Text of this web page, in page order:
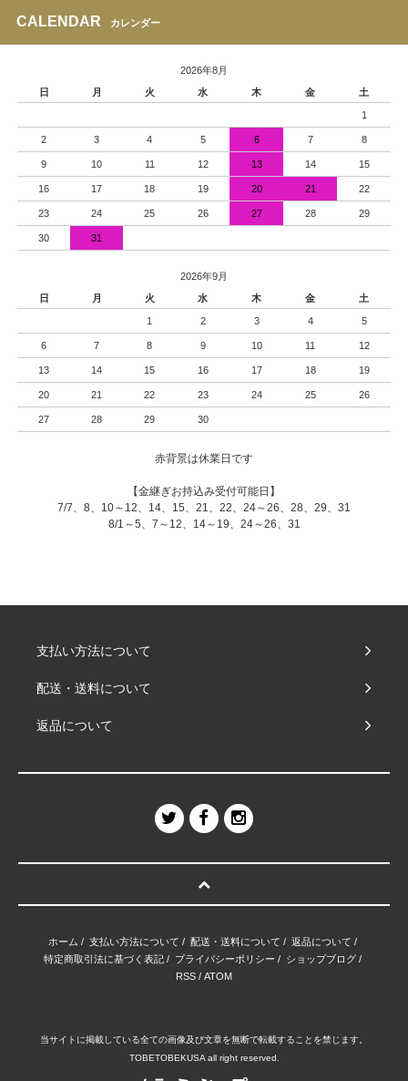
CALENDAR カレンダー
2026年8月
日
月 火 水 木 金 土
1
2 3 4 5 6 7 8
9 10 11 12 13 14 15
16 17 18 19 20 21 22
23 24 25 26 27 28 29
30 31
2026年9月
日
月 火 水 木 金 土
1 2 3 4 5
6 7 8 9 10 11 12
13 14 15 16 17 18 19
20 21 22 23 24 25 26
27 28 29 30
赤背景は休業日です
【金継ぎお持込み受付可能日】
7/7、8、10～12、14、15、21、22、24～26、28、29、31
8/1～5、7～12、14～19、24～26、31
支払い方法について
配送・送料について
返品について
ホーム / 支払い方法について / 配送・送料について / 返品について /
特定商取引法に基づく表記 / プライバシーポリシー / ショップブログ /
RSS / ATOM
当サイトに掲載している全ての画像及び文章を無断で転載することを禁じます。
TOBETOBEKUSA all right reserved.